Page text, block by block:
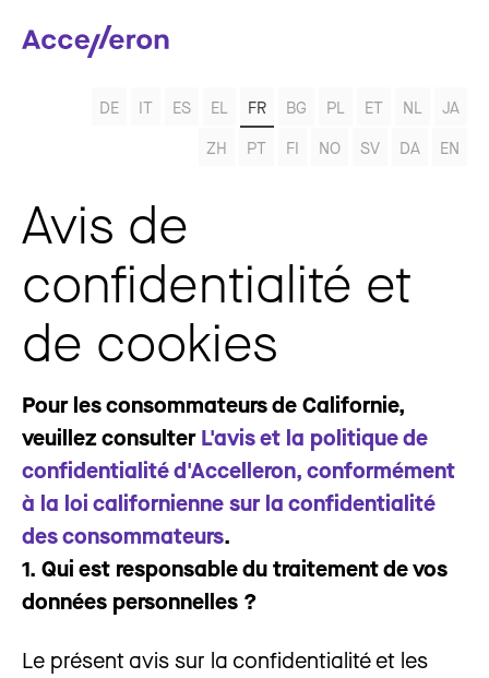
DE IT ES EL FR BG PL ET NL JA
ZH PT FI NO SV DA EN
Avis de
confidentialité et
de cookies
Pour les consommateurs de Californie,
veuillez consulter L'avis et la politique de
confidentialité d'Accelleron, conformément
à la loi californienne sur la confidentialité
des consommateurs.
1. Qui est responsable du traitement de vos
données personnelles ?
Le présent avis sur la confidentialité et les